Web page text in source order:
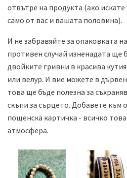
отвътре на продукта (ако искате
само от вас и вашата половина).
И не забравяйте за опаковката
противен случай изненадата ще
двойките гривни в красива
или велур. И вие можете в
това ще бъде полезна за
скъпи за сърцето. Добавете към
пощенска картичка - всичко
атмосфера.